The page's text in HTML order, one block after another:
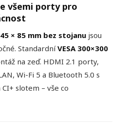
všemi porty pro
× 85 mm bez stojanu jsou
StandardníVESA 300×300
na zeď. HDMI 2.1 porty,
Wi-Fi 5 a Bluetooth 5.0 s
slotem – vše co